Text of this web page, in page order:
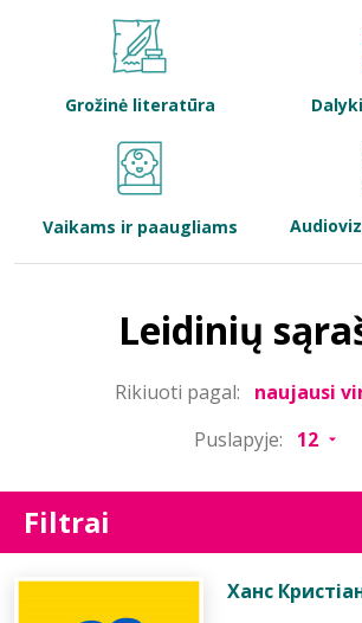
Bibliotekoms
Grožinė literatūra
Vaikams ir paaugliams
Leidinių
Rikiuoti pagal:
Puslapyje:
Filtrai
Ханс